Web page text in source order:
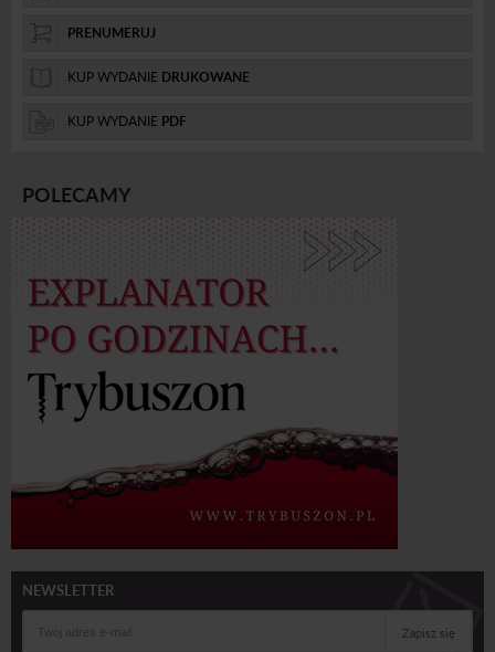
PRENUMERUJ
KUP WYDANIE DRUKOWANE
KUP WYDANIE PDF
POLECAMY
NEWSLETTER
Zapisz się